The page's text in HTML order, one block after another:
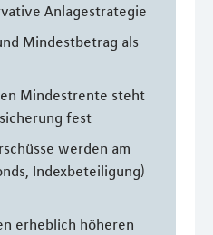
Anlagestrategie
Mindestbetrag als
Mindestrente steht
fest
werden am
Indexbeteiligung)
erheblich höheren